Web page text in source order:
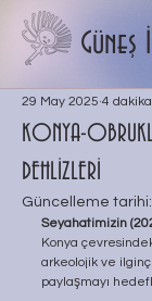
Güneş
KONYA-
DEHLİZLERİ
29 May 2025 4
Güncelleme tarihi:
Seyahatimizin
Konya
arkeolojik ve
paylaşmayı